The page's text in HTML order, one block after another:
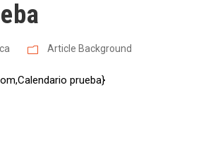
Article Background
prueba}